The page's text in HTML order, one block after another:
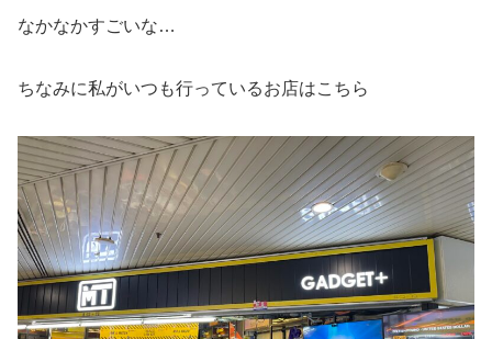
なかなかすごいな…
ちなみに私がいつも行っているお店はこちら